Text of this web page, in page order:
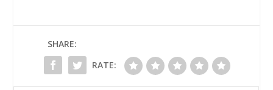
SHARE:
RATE: